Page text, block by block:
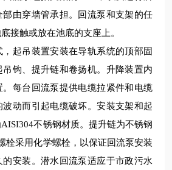
部由穿墙管承担。回流泵和支架的任
接触或放在池底的支座上。
起吊装置安装在导轨系统的顶部固
钩、提升链和卷扬机。升降装置内
。每台回流泵提供电缆拉紧件和电缆
动而引起电缆破坏。安装支架和起
AISI304不锈钢材质。提升链为不锈钢
栓采用化学螺栓，以保证回流泵安装
安装。潜水回流泵适应于市政污水